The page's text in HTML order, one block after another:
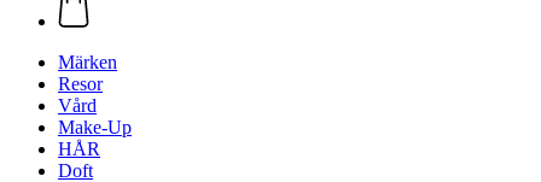
Märken
Resor
Vård
Make-Up
HÅR
Doft